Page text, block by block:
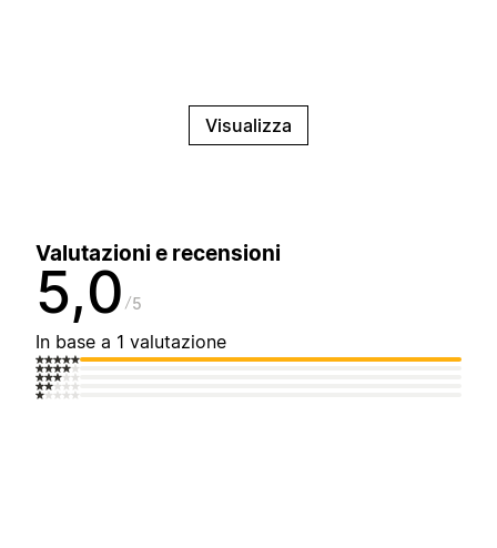
Visualizza
Valutazioni e recensioni
5,0 5
In base a 1 valutazione